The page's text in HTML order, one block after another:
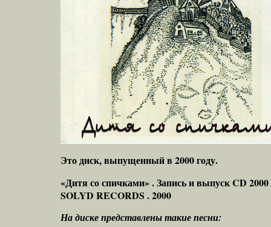
Это диск, выпущенный в 2000 году.
«Дитя со спичками» . Запись и выпуск CD 2000
SOLYD RECORDS . 2000
На диске представлены такие песни: